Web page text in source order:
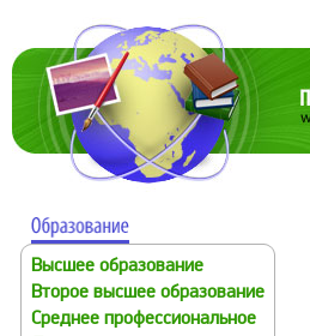
Высшее образование
Второе высшее образование
Среднее профессиональное